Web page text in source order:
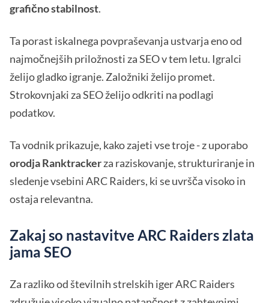
grafično stabilnost.
Ta porast iskalnega povpraševanja ustvarja eno od
najmočnejših priložnosti za SEO v tem letu. Igralci
želijo gladko igranje. Založniki želijo promet.
Strokovnjaki za SEO želijo odkriti na podlagi
podatkov.
Ta vodnik prikazuje, kako zajeti vse troje - z uporabo
orodja Ranktrackerza raziskovanje, strukturiranje in
sledenje vsebini ARC Raiders, ki se uvršča visoko in
ostaja relevantna.
Zakaj so nastavitve ARC Raiders zlata
jama SEO
Za razliko od številnih strelskih iger ARC Raiders